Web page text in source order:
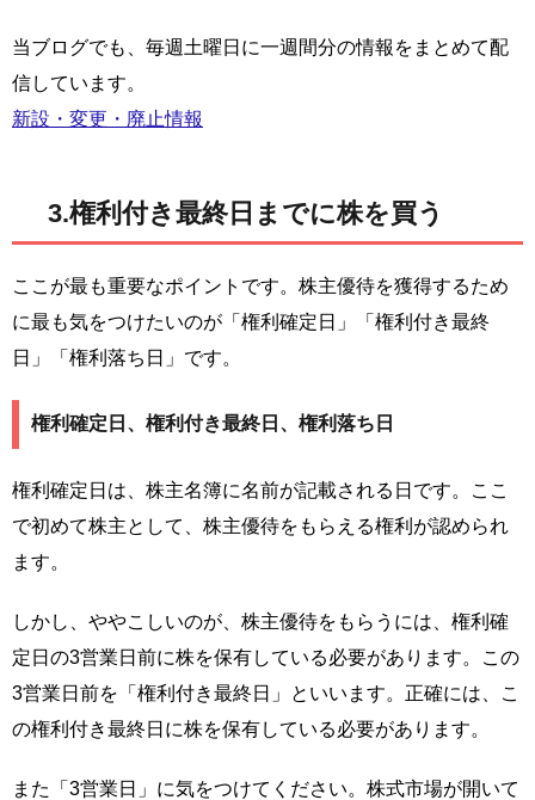
当ブログでも、毎週土曜日に一週間分の情報をまとめて配
信しています。
新設・変更・廃止情報
3.権利付き最終日までに株を買う
ここが最も重要なポイントです。株主優待を獲得するため
に最も気をつけたいのが「権利確定日」「権利付き最終
日」「権利落ち日」です。
権利確定日、権利付き最終日、権利落ち日
権利確定日は、株主名簿に名前が記載される日です。ここ
で初めて株主として、株主優待をもらえる権利が認められ
ます。
しかし、ややこしいのが、株主優待をもらうには、権利確
定日の3営業日前に株を保有している必要があります。この
3営業日前を「権利付き最終日」といいます。正確には、こ
の権利付き最終日に株を保有している必要があります。
また「3営業日」に気をつけてください。株式市場が開いて